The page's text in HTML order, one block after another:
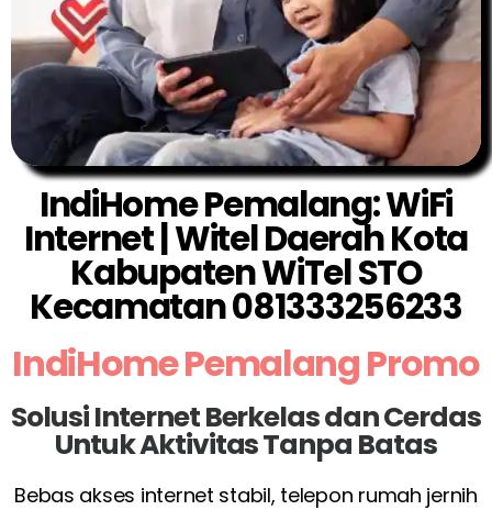
IndiHome Pemalang: WiFi
Internet | Witel Daerah Kota
Kabupaten WiTel STO
Kecamatan 081333256233
IndiHome Pemalang Promo
Solusi Internet Berkelas dan Cerdas
Untuk Aktivitas Tanpa Batas
Bebas akses internet stabil, telepon rumah jernih